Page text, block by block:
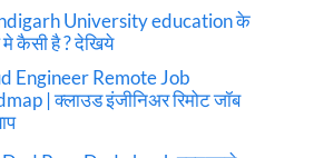
University education के
कैसी है ? देखिये
Engineer Remote Job
| क्लाउड इंजीनिअर रिमोट जॉब